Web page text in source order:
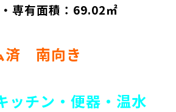
専有面積：69.02㎡
済 南向き
ッチン・便器・温水